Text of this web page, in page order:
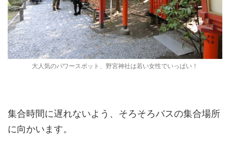
大人気のパワースポット、野宮神社は若い女性でいっぱい！
集合時間に遅れないよう、そろそろバスの集合場所
に向かいます。